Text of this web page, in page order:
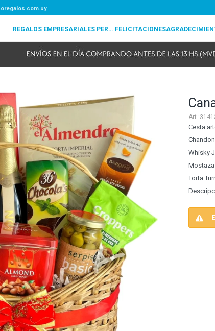
REGALOS EMPRESARIALES PERSONALIZADOS FELICITACIONES
Cesta
Whisky
Torta